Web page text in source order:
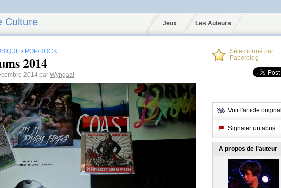
Culture Jeux Les Auteurs
› POP/ROCK
2014
2014 par Wyngaal
Sélectionné par
Paperblog
Voir l'article original
Signaler un abus
A propos de l’auteur